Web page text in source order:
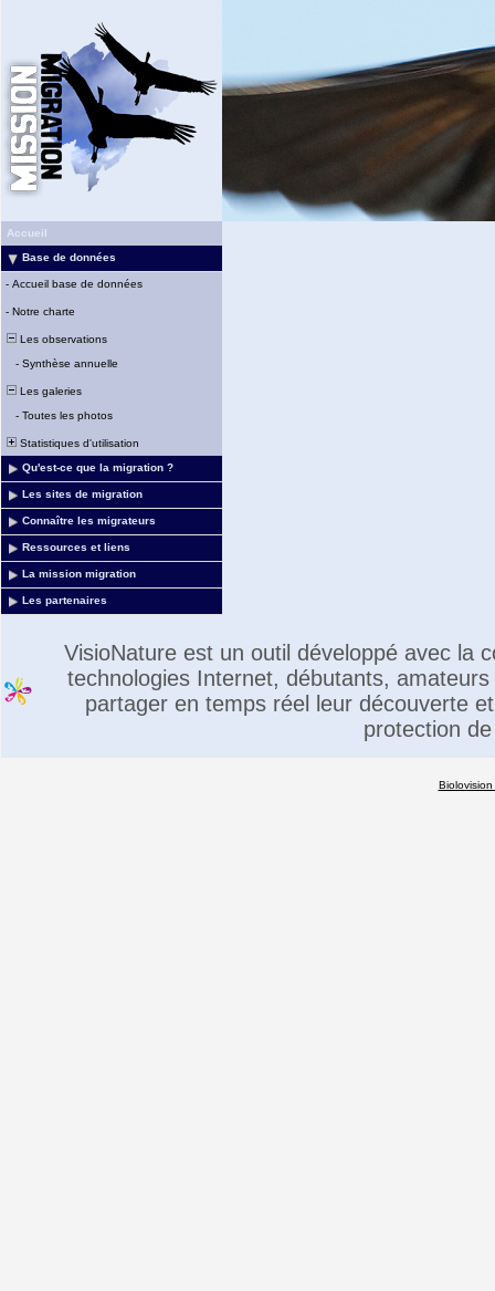
Accueil
Base de données
- Accueil base de données
- Notre charte
Les observations
- Synthèse annuelle
Les galeries
- Toutes les photos
Statistiques d'utilisation
Qu'est-ce que la migration ?
Les sites de migration
Connaître les migrateurs
Ressources et liens
La mission migration
Les partenaires
VisioNature est un outil développé avec la
technologies Internet, débutants,
partager en temps réel leur découverte
protection
Biolovision